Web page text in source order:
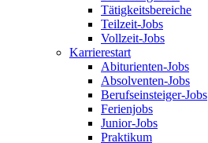
Tätigkeitsbereiche
Teilzeit-Jobs
Vollzeit-Jobs
Karrierestart
Abiturienten-Jobs
Absolventen-Jobs
Berufseinsteiger-Jobs
Ferienjobs
Junior-Jobs
Praktikum